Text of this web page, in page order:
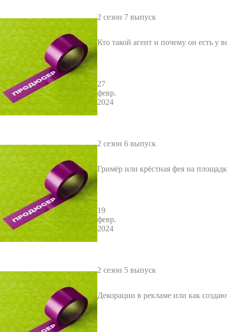
2 сезон 7 выпуск
Кто такой агент и почему он есть у
27
февр.
2024
2 сезон 6 выпуск
Гримёр или крёстная фея на
19
февр.
2024
2 сезон 5 выпуск
Декорации в рекламе или как